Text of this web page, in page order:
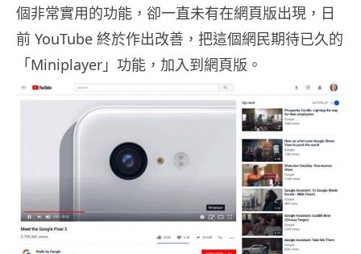
個非常實用的功能，卻一直未有在網頁版出現，日
前 YouTube 終於作出改善，把這個網民期待已久的
「Miniplayer」功能，加入到網頁版。